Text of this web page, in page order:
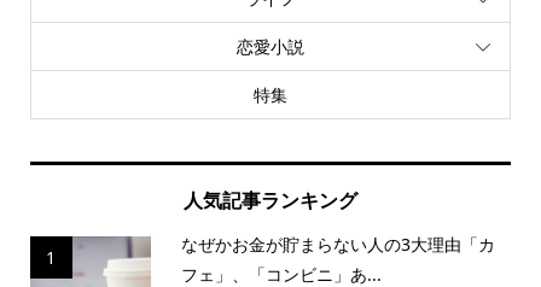
恋愛小説
特集
人気記事ランキング
1
なぜかお金が貯まらない人の3大理由「カ
フェ」、「コンビニ」あ...